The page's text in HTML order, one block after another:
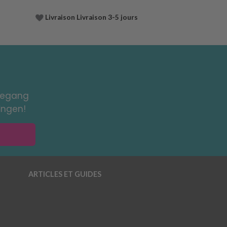
Livraison Livraison 3-5 jours
ARTICLES ET GUIDES